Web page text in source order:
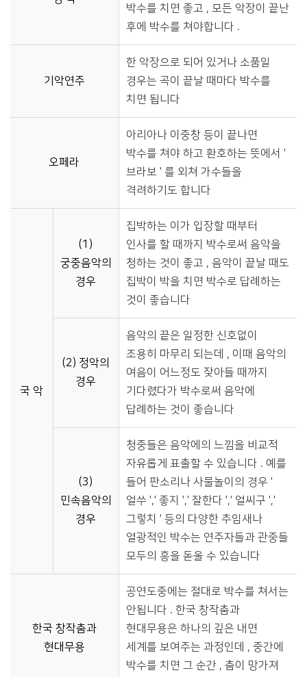
박수를 치면 좋고 , 모든 악장이 끝난
후에 박수를 쳐야합니다 .
기악연주
한 악장으로 되어 있거나 소품일
경우는 곡이 끝날 때마다 박수를
치면 됩니다
오페라
아리아나 이중창 등이 끝나면
박수를 쳐야 하고 환호하는 뜻에서 '
브라보 ' 를 외쳐 가수들을
격려하기도 합니다
국 악
(1)
궁중음악의
경우
집박하는 이가 입장할 때부터
인사를 할 때까지 박수로써 음악을
청하는 것이 좋고 , 음악이 끝날 때도
집박이 박을 치면 박수로 답례하는
것이 좋습니다
(2) 정악의
경우
음악의 끝은 일정한 신호없이
조용히 마무리 되는데 , 이때 음악의
여음이 어느정도 잦아들 때까지
기다렸다가 박수로써 음악에
답례하는 것이 좋습니다
(3)
민속음악의
경우
청중들은 음악에의 느낌을 비교적
자유롭게 표출할 수 있습니다 . 예를
들어 판소리나 사물놀이의 경우 '
얼쑤 ',' 좋지 ',' 잘한다 ',' 얼씨구 ','
그렇치 ' 등의 다양한 추임새나
열광적인 박수는 연주자들과 관중들
모두의 흥을 돋울 수 있습니다
한국 창작춤과
현대무용
공연도중에는 절대로 박수를 쳐서는
안됩니다 . 한국 창작춤과
현대무용은 하나의 깊은 내면
세계를 보여주는 과정인데 , 중간에
박수를 치면 그 순간 , 춤이 망가져